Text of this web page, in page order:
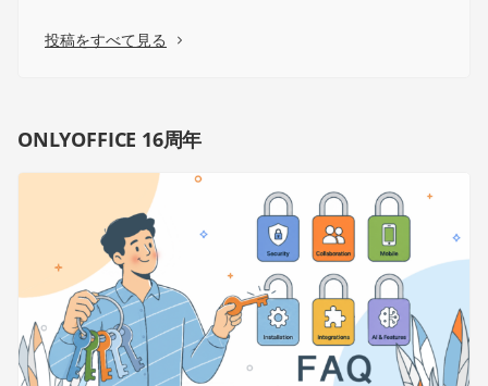
投稿をすべて見る
ONLYOFFICE 16周年